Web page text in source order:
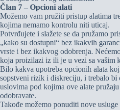
Član 7 – Opcioni alati
Možemo vam pružiti pristup alatima
kojima nemamo kontrolu niti uticaj.
Potvrđujete i slažete se da pružamo
„kako su dostupni“ bez ikakvih
vrste i bez ikakvog odobrenja.
koja proizilazi iz ili je u vezi sa vašim
Bilo kakva upotreba opcionih alata
sopstveni rizik i diskreciju, i trebalo bi
uslovima pod kojima ove alate
odobravate.
Takođe možemo ponuditi nove